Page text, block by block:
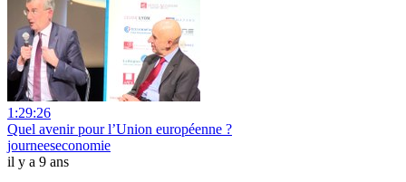
1:29:26
Quel avenir pour l’Union européenne ?
journeeseconomie
il y a 9 ans